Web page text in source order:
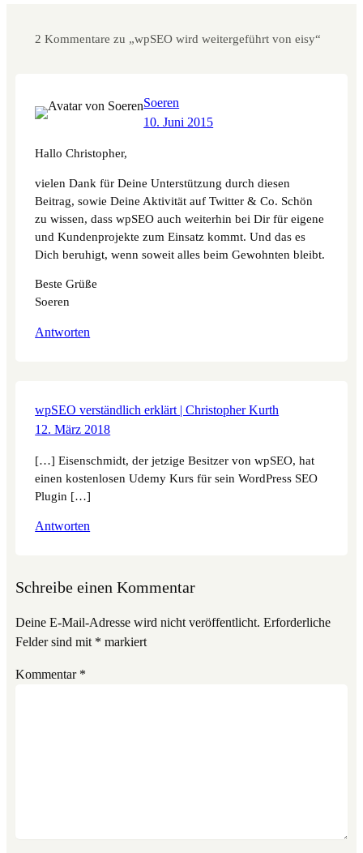
2 Kommentare zu „wpSEO wird weitergeführt von eisy“
Soeren
10. Juni 2015
Hallo Christopher,
vielen Dank für Deine Unterstützung durch diesen
Beitrag, sowie Deine Aktivität auf Twitter & Co. Schön
zu wissen, dass wpSEO auch weiterhin bei Dir für eigene
und Kundenprojekte zum Einsatz kommt. Und das es
Dich beruhigt, wenn soweit alles beim Gewohnten bleibt.
Beste Grüße
Soeren
Antworten
wpSEO verständlich erklärt | Christopher Kurth
12. März 2018
[…] Eisenschmidt, der jetzige Besitzer von wpSEO, hat
einen kostenlosen Udemy Kurs für sein WordPress SEO
Plugin […]
Antworten
Schreibe einen Kommentar
Deine E-Mail-Adresse wird nicht veröffentlicht. Erforderliche
Felder sind mit * markiert
Kommentar *